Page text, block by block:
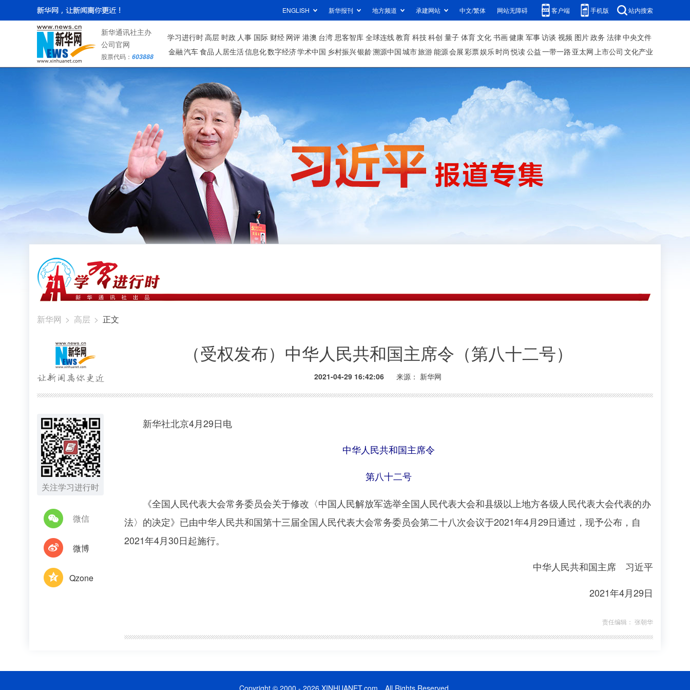
ENGLISH 新华报刊 地方频道 承建网站 中文/繁体 网站无障碍 客户端 手机版 站内搜索
新华通讯社主办
公司官网
股票代码： 603888
学习进行时高层 时政 人事 国际 财经 网评 港澳 台湾 思客智库 全球连线教育 科技科创 量子 体育文化 书画健康 军事访谈 视频 图片政务 法律中央文件
金融汽车食品 人居生活信息化数字经济学术中国 乡村振兴银龄溯源中国城市旅游能源会展彩票娱乐时尚 悦读公益一带一路 亚太网上市公司 文化产业
新华网 > 高层 > 正文
（受权发布）中华人民共和国主席令（第八十二号）
2021-04-29 16:42:06 来源： 新华网
关注学习进行时
微信
微博
Qzone
新华社北京4月29日电
中华人民共和国主席令
第八十二号
《全国人民代表大会常务委员会关于修改〈中国人民解放军选举全国人民代表大会和县级以上地方各级人民代表大会代表的办
法〉的决定》已由中华人民共和国第十三届全国人民代表大会常务委员会第二十八次会议于2021年4月29日通过，现予公布，自
2021年4月30日起施行。
中华人民共和国主席 习近平
2021年4月29日
责任编辑： 张朝华
Copyright © 2000 - 2026 XINHUANET.com All Rights Reserved.